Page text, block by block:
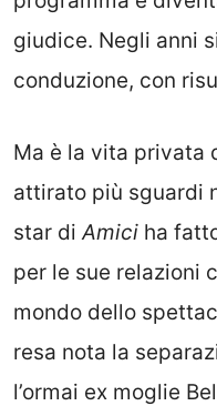
giudice. Negli anni
conduzione, con
Ma è la vita privata
attirato più sguardi
star diAmici ha
per le sue relazioni
mondo dello
resa nota la
l’ormai ex moglie